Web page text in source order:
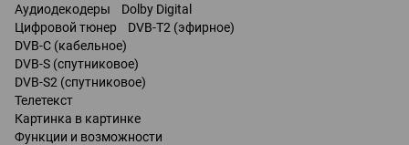
Аудиодекодеры Dolby Digital
Цифровой тюнер DVB-T2 (эфирное)
DVB-C (кабельное)
DVB-S (спутниковое)
DVB-S2 (спутниковое)
Телетекст
Картинка в картинке
Функции и возможности